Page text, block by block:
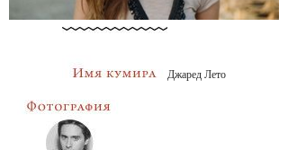
Джаред Лето